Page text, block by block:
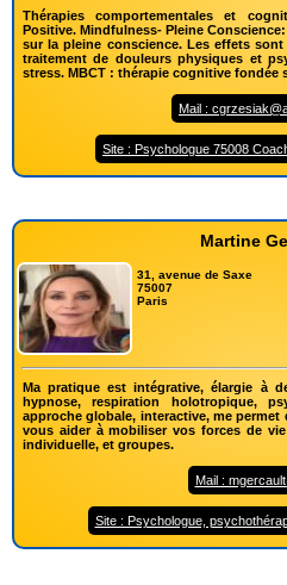
Thérapies comportementales et
Positive. Mindfulness- Pleine
sur la pleine conscience. Les effets
traitement de douleurs physiques et
stress. MBCT : thérapie cognitive fondée
Mail :
Site : Psychologue 75008
Martine
31, avenue de Saxe
75007
Paris
Ma pratique est intégrative, élargie à
hypnose, respiration holotropique,
approche globale, interactive, me
vous aider à mobiliser vos forces de
individuelle, et groupes.
Mail :
Site : Psychologue,